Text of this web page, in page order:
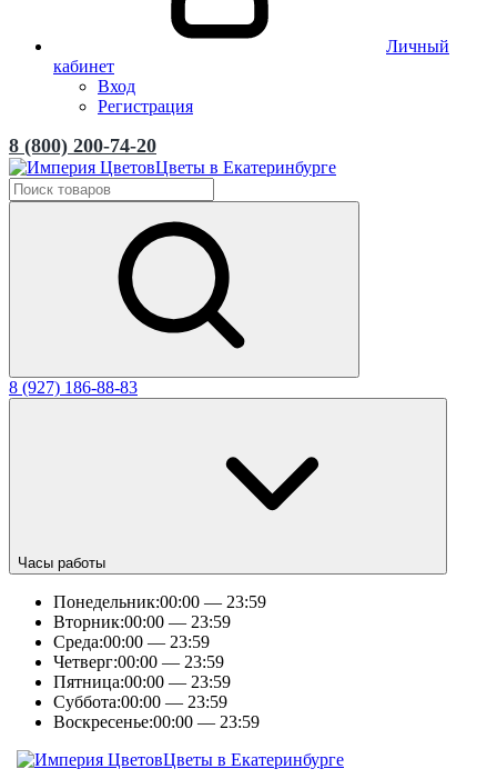
Личный
кабинет
Вход
Регистрация
8 (800) 200-74-20
Цветы в Екатеринбурге
8 (927) 186-88-83
Часы работы
Понедельник:00:00 — 23:59
Вторник:00:00 — 23:59
Среда:00:00 — 23:59
Четверг:00:00 — 23:59
Пятница:00:00 — 23:59
Суббота:00:00 — 23:59
Воскресенье:00:00 — 23:59
Цветы в Екатеринбурге